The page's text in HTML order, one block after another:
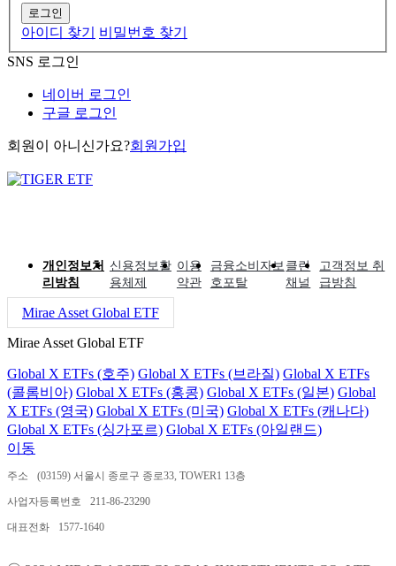
로그인
아이디 찾기
비밀번호 찾기
SNS 로그인
네이버 로그인
구글 로그인
회원이 아니신가요?회원가입
개인정보처
리방침
신용정보활
용체제
이용
약관
금융소비자보
호포탈
클린
채널
고객정보 취
급방침
Mirae Asset Global ETF
Mirae Asset Global ETF
Global X ETFs (호주) Global X ETFs (브라질) Global X ETFs
(콜롬비아) Global X ETFs (홍콩) Global X ETFs (일본) Global
X ETFs (영국) Global X ETFs (미국) Global X ETFs (캐나다)
Global X ETFs (싱가포르) Global X ETFs (아일랜드)
이동
주소 (03159) 서울시 종로구 종로33, TOWER1 13층
사업자등록번호 211-86-23290
대표전화 1577-1640